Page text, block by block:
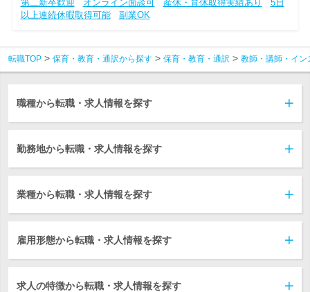
第二新卒歓迎
オンライン面談可 産休・育休取得実績あり
5日
以上連続休暇取得可能
副業OK
転職TOP 保育・教育・通訳から探す 保育・教育・通訳 教師・講師・イン
職種から転職・求人情報を探す
勤務地から転職・求人情報を探す
業種から転職・求人情報を探す
雇用形態から転職・求人情報を探す
求人の特徴から転職・求人情報を探す